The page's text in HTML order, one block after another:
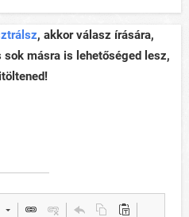
, akkor válasz írására,
másra is lehetőséged lesz,